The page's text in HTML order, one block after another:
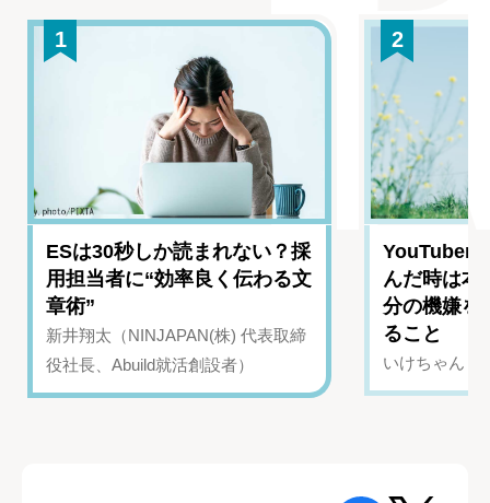
1
ESは30秒しか読まれない？採
用担当者に“効率良く伝わる文
章術”
新井翔太（NINJAPAN(株) 代表取締
役社長、Abuild就活創設者）
2
YouTuber
んだ時は
分の機嫌を
ること
いけちゃん（